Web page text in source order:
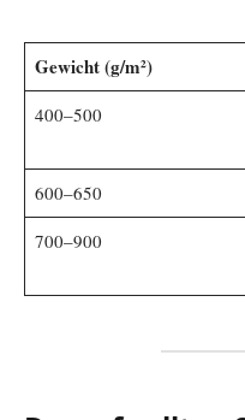
Gewicht (g/m²)
400–500
600–650
700–900